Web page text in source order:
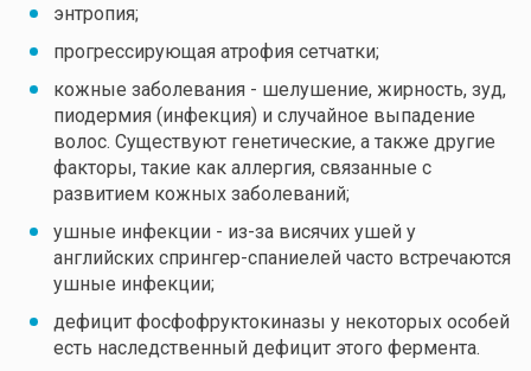
энтропия;
прогрессирующая атрофия сетчатки;
кожные заболевания - шелушение, жирность, зуд,
пиодермия (инфекция) и случайное выпадение
волос. Существуют генетические, а также другие
факторы, такие как аллергия, связанные с
развитием кожных заболеваний;
ушные инфекции - из-за висячих ушей у
английских спрингер-спаниелей часто встречаются
ушные инфекции;
дефицит фосфофруктокиназы у некоторых особей
есть наследственный дефицит этого фермента.